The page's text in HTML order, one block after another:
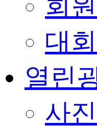
회
대
열린
사